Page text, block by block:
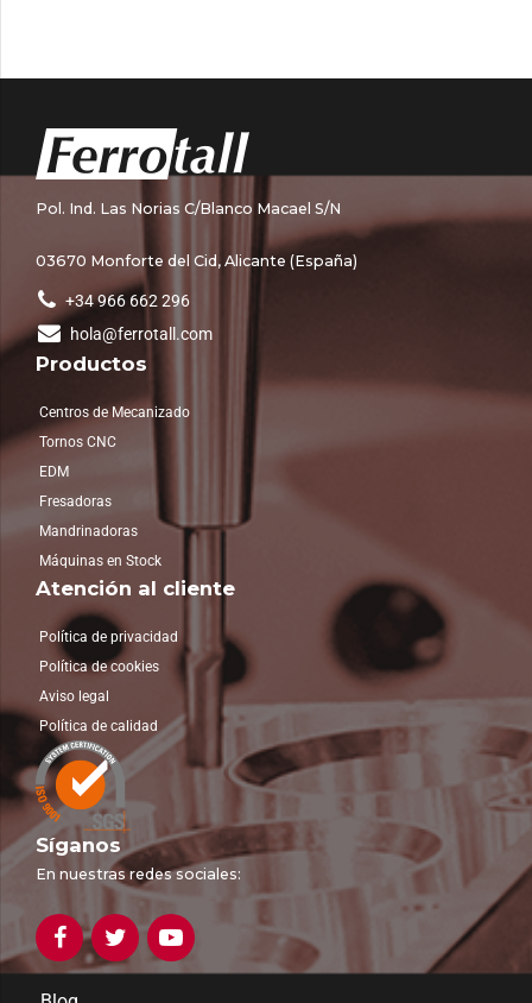
Pol. Ind. Las Norias C/Blanco Macael S/N
03670 Monforte del Cid, Alicante (España)
+34 966 662 296
hola@ferrotall.com
Productos
Centros de Mecanizado
Tornos CNC
EDM
Fresadoras
Mandrinadoras
Máquinas en Stock
Atención al cliente
Política de privacidad
Política de cookies
Aviso legal
Política de calidad
Síganos
En nuestras redes sociales: